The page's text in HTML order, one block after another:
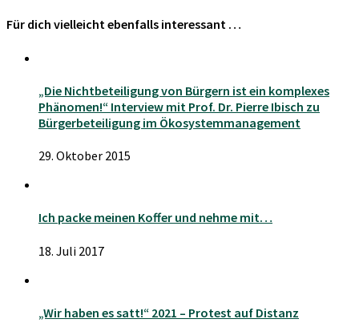
Für dich vielleicht ebenfalls interessant …
„Die Nichtbeteiligung von Bürgern ist ein komplexes
Phänomen!“ Interview mit Prof. Dr. Pierre Ibisch zu
Bürgerbeteiligung im Ökosystemmanagement
29. Oktober 2015
Ich packe meinen Koffer und nehme mit…
18. Juli 2017
„Wir haben es satt!“ 2021 – Protest auf Distanz